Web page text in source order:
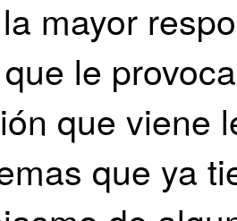
mayor
le
que viene
que ya